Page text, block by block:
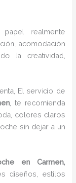
realmente
acomodación
la creatividad,
El servicio de
, te recomienda
colores claros
sin dejar a un
en Carmen,
diseños, estilos